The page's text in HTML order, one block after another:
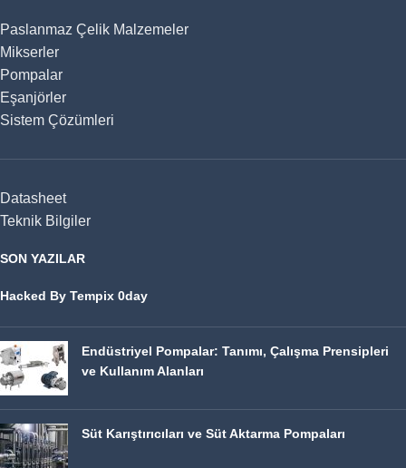
Paslanmaz Çelik Malzemeler
Mikserler
Pompalar
Eşanjörler
Sistem Çözümleri
Datasheet
Teknik Bilgiler
SON YAZILAR
Hacked By Tempix 0day
Endüstriyel Pompalar: Tanımı, Çalışma Prensipleri
ve Kullanım Alanları
Süt Karıştırıcıları ve Süt Aktarma Pompaları